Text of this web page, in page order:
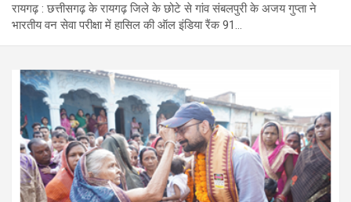
रायगढ़ : छत्तीसगढ़ के रायगढ़ जिले के छोटे से गांव संबलपुरी के अजय गुप्ता ने
भारतीय वन सेवा परीक्षा में हासिल की ऑल इंडिया रैंक 91…